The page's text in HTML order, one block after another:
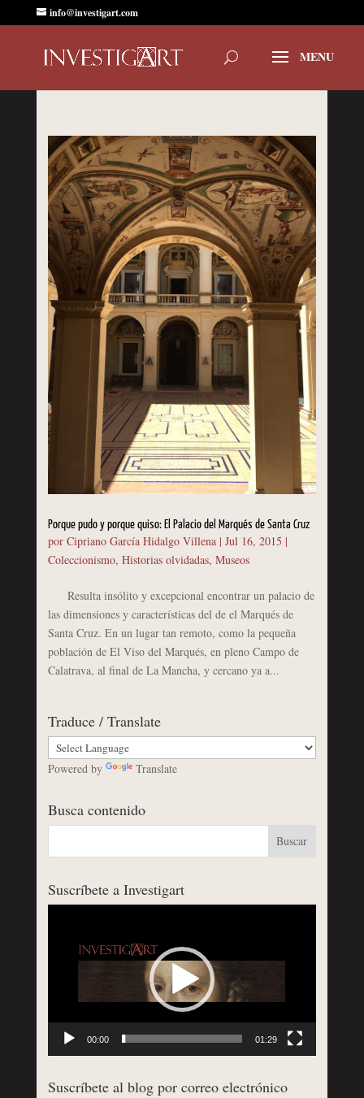
info@investigart.com
Porque pudo y porque quiso: El Palacio del Marqués de Santa Cruz
por Cipriano García Hidalgo Villena| Jul 16, 2015 |
Coleccionismo, Historias olvidadas, Museos
Resulta insólito y excepcional encontrar un palacio de
las dimensiones y características del de el Marqués de
Santa Cruz. En un lugar tan remoto, como la pequeña
población de El Viso del Marqués, en pleno Campo de
Calatrava, al final de La Mancha, y cercano ya a...
Traduce / Translate
Powered by Translate
Busca contenido
Suscríbete a Investigart
00:00 01:29
Suscríbete al blog por correo electrónico